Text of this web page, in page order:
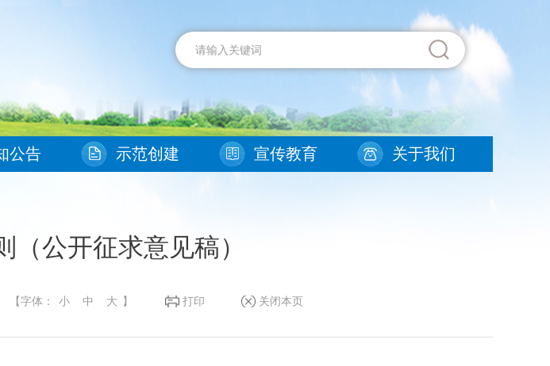
公告 示范创建 宣传教育 关于我们
公开征求意见稿）
【字体： 小 中 大 】 打印 关闭本页